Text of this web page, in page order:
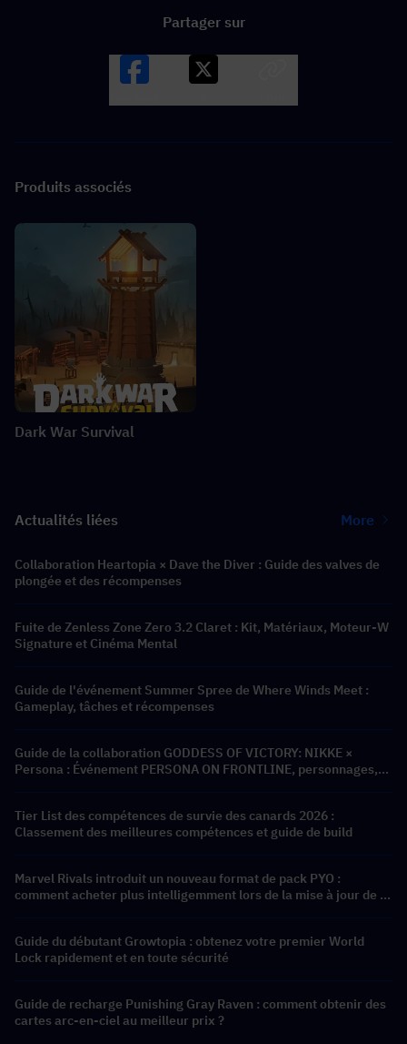
Partager sur
Produits associés
Dark War Survival
Actualités liées More
Collaboration Heartopia × Dave the Diver : Guide des valves de
plongée et des récompenses
Fuite de Zenless Zone Zero 3.2 Claret : Kit, Matériaux, Moteur-W
Signature et Cinéma Mental
Guide de l'événement Summer Spree de Where Winds Meet :
Gameplay, tâches et récompenses
Guide de la collaboration GODDESS OF VICTORY: NIKKE ×
Persona : Événement PERSONA ON FRONTLINE, personnages,
Tier List des compétences de survie des canards 2026 :
Classement des meilleures compétences et guide de build
Marvel Rivals introduit un nouveau format de pack PYO :
comment acheter plus intelligemment lors de la mise à jour de la
Guide du débutant Growtopia : obtenez votre premier World
Lock rapidement et en toute sécurité
Guide de recharge Punishing Gray Raven : comment obtenir des
cartes arc-en-ciel au meilleur prix ?